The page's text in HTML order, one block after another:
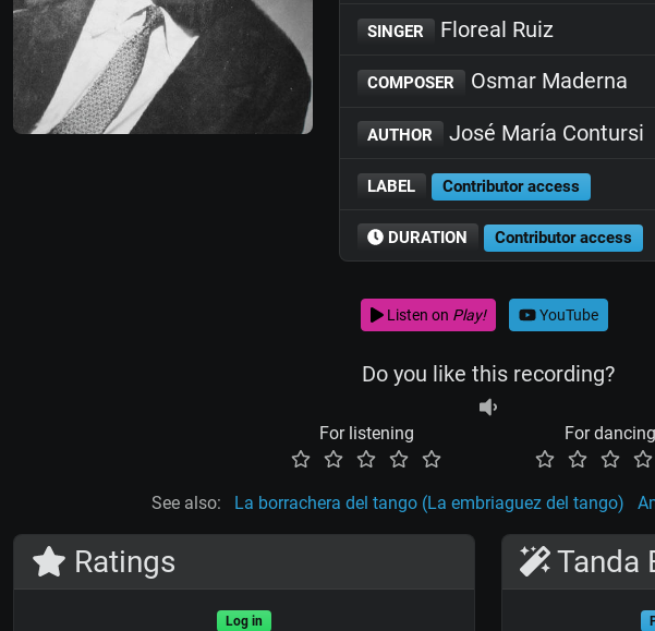
SINGER Floreal Ruiz
COMPOSER Osmar Maderna
AUTHOR José María Contursi
LABEL Contributor access
DURATION Contributor access
Listen on Play! YouTube
Do you like this recording?
For listening For dancing
See also: La borrachera del tango (La embriaguez del tango)
Ratings
Log in
Tanda